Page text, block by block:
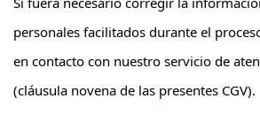
personales facilitados durante el
en contacto con nuestro servicio de
(cláusula novena de las presentes CGV).